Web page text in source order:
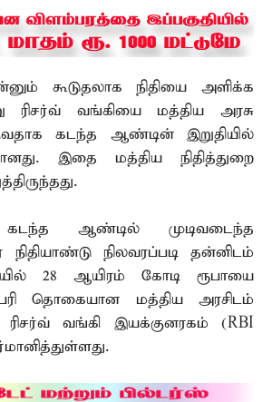
கூடுதலாக நிதியை அளிக்க
ரிசர்வ் வங்கியை மத்திய அரசு
கடந்த ஆண்டின் இறுதியில்
இதை மத்திய நிதித்துறை
கடந்த ஆண்டில் முடிவடைந்த
நிலவரப்படி தன்னிடம்
28 ஆயிரம் கோடி ரூபாயை
தொகையான மத்திய அரசிடம்
வங்கி இயக்குனரகம் (RBI